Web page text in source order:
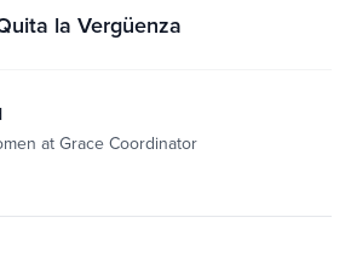
la Vergüenza
at Grace Coordinator